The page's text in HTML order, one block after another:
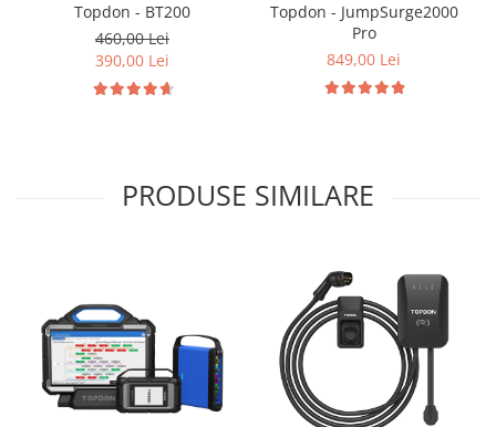
Topdon - BT200
460,00 Lei
390,00 Lei
Topdon - JumpSurge2000
Pro
849,00 Lei
PRODUSE SIMILARE